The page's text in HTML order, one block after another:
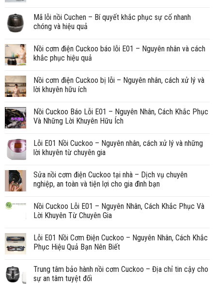
Mã lỗi nồi Cuchen – Bí quyết khắc phục sự cố nhanh
chóng và hiệu quả
Nồi cơm điện Cuckoo báo lỗi E01 – Nguyên nhân và cách
khắc phục hiệu quả
Nồi cơm điện Cuckoo bị lỗi – Nguyên nhân, cách xử lý và
lời khuyên hữu ích
Nồi Cuckoo Báo Lỗi E01 – Nguyên Nhân, Cách Khắc Phục
Và Những Lời Khuyên Hữu Ích
Lỗi E01 Nồi Cuckoo – Nguyên nhân, cách xử lý và những
lời khuyên từ chuyên gia
Sửa nồi cơm điện Cuckoo tại nhà – Dịch vụ chuyên
nghiệp, an toàn và tiện lợi cho gia đình bạn
Nồi Cuckoo Lỗi E01 – Nguyên Nhân, Cách Khắc Phục Và
Lời Khuyên Từ Chuyên Gia
Lỗi E01 Nồi Cơm Điện Cuckoo – Nguyên Nhân, Cách Khắc
Phục Hiệu Quả Bạn Nên Biết
Trung tâm bảo hành nồi cơm Cuckoo – Địa chỉ tin cậy cho
sự an tâm tuyệt đối